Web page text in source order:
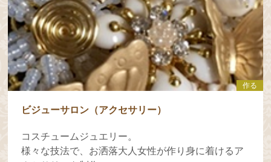
作る
ビジューサロン（アクセサリー）
コスチュームジュエリー。
様々な技法で、お洒落大人女性が作り身に着けるア